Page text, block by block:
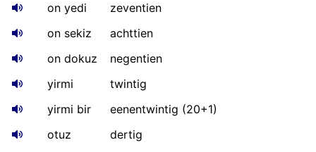
on yedi
zeventien
on sekiz
achttien
on dokuz
negentien
yirmi
twintig
yirmi bir
eenentwintig (20+1)
otuz
dertig